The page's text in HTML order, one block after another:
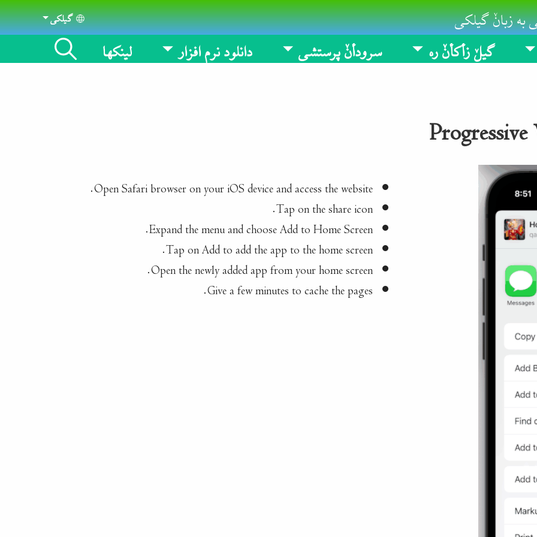
به زبانٚ گیلکی Select your language
گیلکی
گیلٚ زأکأنٚ ره سرودأنٚ پرستشی دانلود نرم افزار لینکها
Open Safari browser on your iOS device and access the website.
Tap on the share icon.
Expand the menu and choose Add to Home Screen.
Tap on Add to add the app to the home screen.
Open the newly added app from your home screen.
Give a few minutes to cache the pages.